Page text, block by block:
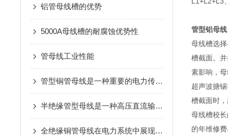
铝管母线槽的优势
5000A母线槽的耐腐蚀优势性
管母线工业性能
管型铜管母线是一种重要的电力传输设备
半绝缘管型母线是一种高压直流输电系统中广泛应用的电气设备
全绝缘铜管母线在电力系统中展现出了巨大优势
管型铝母线
母线槽选
槽截面。
素影响，
超声波搪
槽截面时
母线槽校
的年维修